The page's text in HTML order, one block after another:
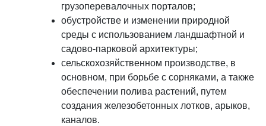
грузоперевалочных порталов;
обустройстве и изменении природной
среды с использованием ландшафтной и
садово-парковой архитектуры;
сельскохозяйственном производстве, в
основном, при борьбе с сорняками, а также
обеспечении полива растений, путем
создания железобетонных лотков, арыков,
каналов.